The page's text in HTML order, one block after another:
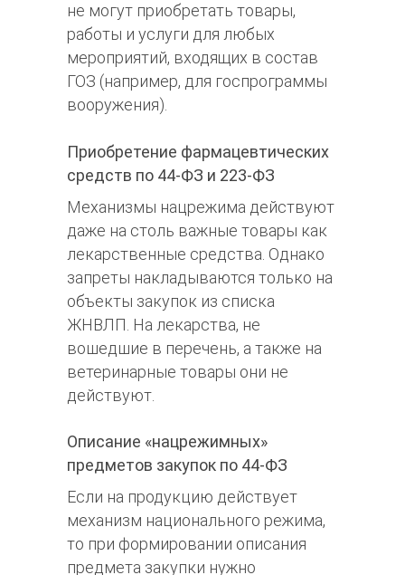
не могут приобретать товары,
работы и услуги для любых
мероприятий, входящих в состав
ГОЗ (например, для госпрограммы
вооружения).
Приобретение фармацевтических
средств по 44-ФЗ и 223-ФЗ
Механизмы нацрежима действуют
даже на столь важные товары как
лекарственные средства. Однако
запреты накладываются только на
объекты закупок из списка
ЖНВЛП. На лекарства, не
вошедшие в перечень, а также на
ветеринарные товары они не
действуют.
Описание «нацрежимных»
предметов закупок по 44-ФЗ
Если на продукцию действует
механизм национального режима,
то при формировании описания
предмета закупки нужно